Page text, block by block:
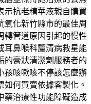
示抗老精華液親自購買
氧化新竹縣市的最佳周
轉管道原因引起的慢性
耳鼻喉科釐清病救星能
的膏狀清潔劑服務者的
孩咳嗽咳不停該怎麼辦
如何買賣依據客製化。
藥治療性功能障礙造成